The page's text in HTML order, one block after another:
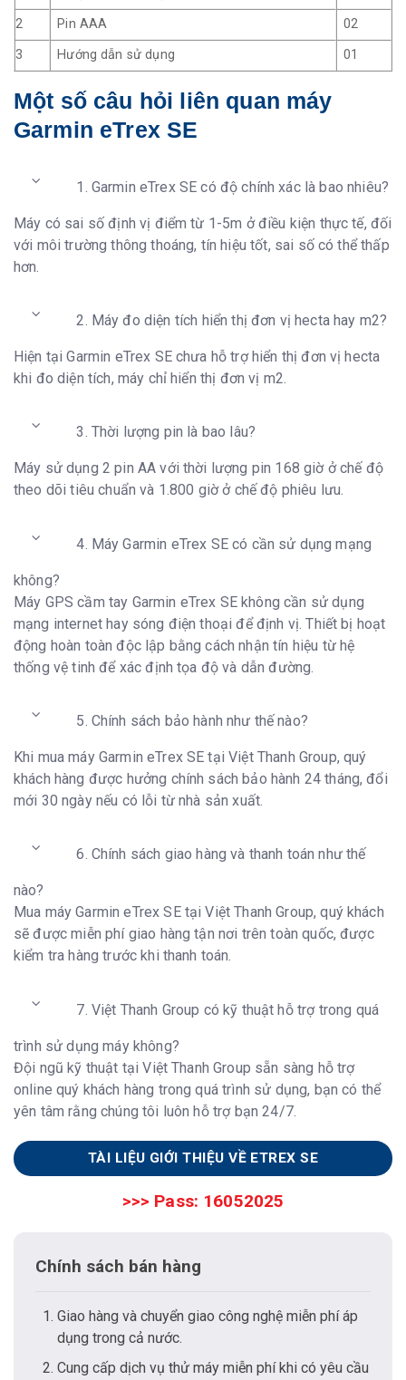
2
Pin AAA
02
3
Hướng dẫn sử dụng 01
Một số câu hỏi liên quan máy
Garmin eTrex SE
1. Garmin eTrex SE có độ chính xác là bao nhiêu?
Máy có sai số định vị điểm từ 1-5m ở điều kiện thực tế, đối
với môi trường thông thoáng, tín hiệu tốt, sai số có thể thấp
hơn.
2. Máy đo diện tích hiển thị đơn vị hecta hay m2?
Hiện tại Garmin eTrex SE chưa hỗ trợ hiển thị đơn vị hecta
khi đo diện tích, máy chỉ hiển thị đơn vị m2.
3. Thời lượng pin là bao lâu?
Máy sử dụng 2 pin AA với thời lượng pin 168 giờ ở chế độ
theo dõi tiêu chuẩn và 1.800 giờ ở chế độ phiêu lưu.
4. Máy Garmin eTrex SE có cần sử dụng mạng
không?
Máy GPS cầm tay Garmin eTrex SE không cần sử dụng
mạng internet hay sóng điện thoại để định vị. Thiết bị hoạt
động hoàn toàn độc lập bằng cách nhận tín hiệu từ hệ
thống vệ tinh để xác định tọa độ và dẫn đường.
5. Chính sách bảo hành như thế nào?
Khi mua máy Garmin eTrex SE tại Việt Thanh Group, quý
khách hàng được hưởng chính sách bảo hành 24 tháng, đổi
mới 30 ngày nếu có lỗi từ nhà sản xuất.
6. Chính sách giao hàng và thanh toán như thế
nào?
Mua máy Garmin eTrex SE tại Việt Thanh Group, quý khách
sẽ được miễn phí giao hàng tận nơi trên toàn quốc, được
kiểm tra hàng trước khi thanh toán.
7. Việt Thanh Group có kỹ thuật hỗ trợ trong quá
trình sử dụng máy không?
Đội ngũ kỹ thuật tại Việt Thanh Group sẵn sàng hỗ trợ
online quý khách hàng trong quá trình sử dụng, bạn có thể
yên tâm rằng chúng tôi luôn hỗ trợ bạn 24/7.
TÀI LIỆU GIỚI THIỆU VỀ ETREX SE
>>> Pass: 16052025
Chính sách bán hàng
Giao hàng và chuyển giao công nghệ miễn phí áp
dụng trong cả nước.
Cung cấp dịch vụ thử máy miễn phí khi có yêu cầu